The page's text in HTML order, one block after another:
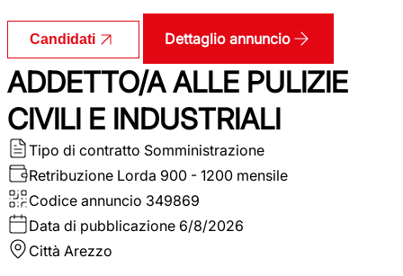
Candidati Dettaglio annuncio
ADDETTO/A ALLE PULIZIE
CIVILI E INDUSTRIALI
Tipo di contratto Somministrazione
Retribuzione Lorda 900 - 1200 mensile
Codice annuncio 349869
Data di pubblicazione 6/8/2026
Città Arezzo